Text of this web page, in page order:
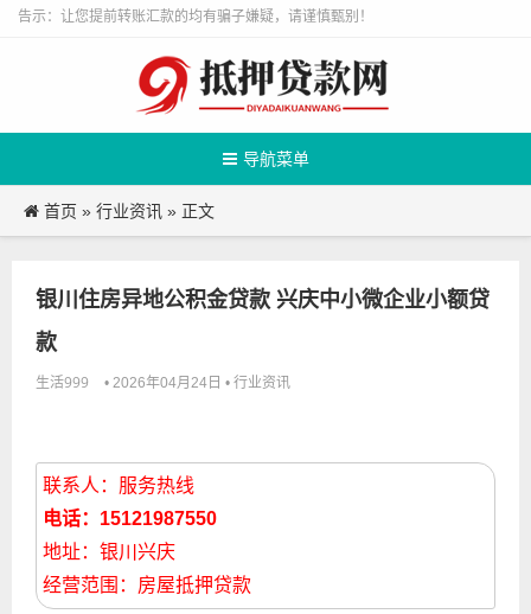
告示：让您提前转账汇款的均有骗子嫌疑，请谨慎甄别！
导航菜单
首页 » 行业资讯 » 正文
银川住房异地公积金贷款 兴庆中小微企业小额贷
款
生活999 • 2026年04月24日 • 行业资讯
联系人：服务热线
电话：15121987550
地址：银川兴庆
经营范围：房屋抵押贷款